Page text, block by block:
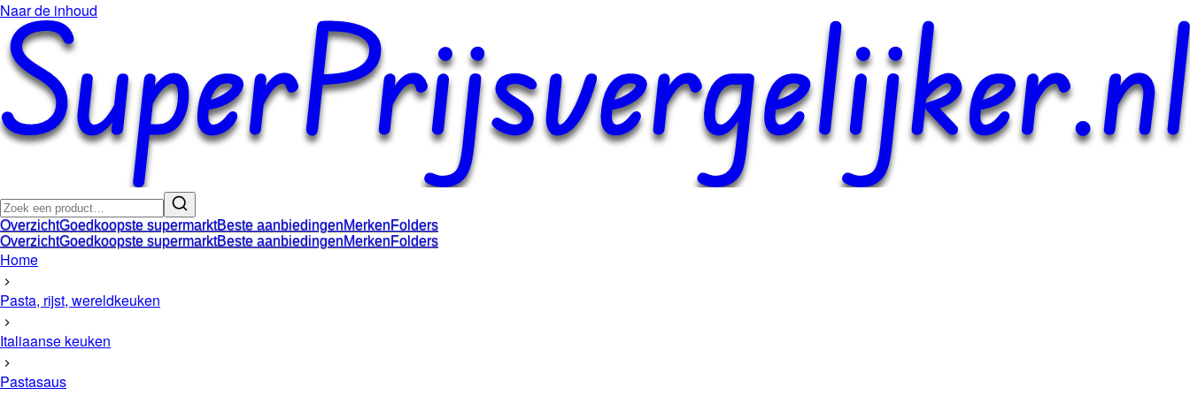
Naar de inhoud
OverzichtGoedkoopste supermarktBeste aanbiedingenMerkenFolders
OverzichtGoedkoopste supermarktBeste aanbiedingenMerkenFolders
Home
Pasta, rijst, wereldkeuken
Italiaanse keuken
Pastasaus